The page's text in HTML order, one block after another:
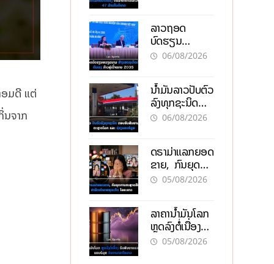
ມດີ ແຕ່
ຈາກ
ລາວຖອດ
ບົດຮຽນ
ຫວຽດນາມ ສ້າງ
ເປົ້າໝາຍ 2035
06/08/2026
ນໍ້າມັນລາວປັບຕົວ
ລົງທຸກຊະນິດ
ຕອບຮັບສັນຍານ
ແຄບຮໍມູສ
06/08/2026
ດຣາມ່າແລກຍອດ
ຂາຍ, ກົນຍຸດ
ການຕະຫຼາດສີ
ໄລຍະຍາວ
05/08/2026
ລາຄານ້ຳມັນໂລກ
ຫຼຸດລົງຕໍ່ເນື່ອງ
ຮັບສັນຍານບວກ
05/08/2026